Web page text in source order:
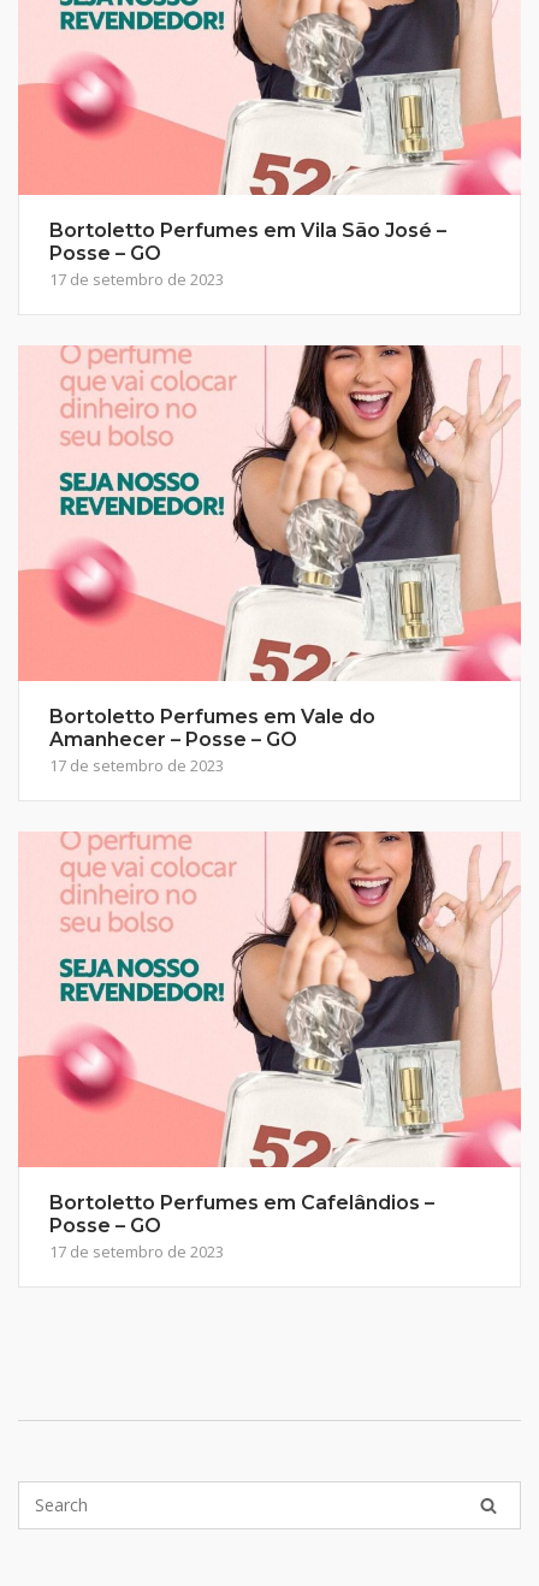
Bortoletto Perfumes em Vila São José –
Posse – GO
17 de setembro de 2023
Bortoletto Perfumes em Vale do
Amanhecer – Posse – GO
17 de setembro de 2023
Bortoletto Perfumes em Cafelândios –
Posse – GO
17 de setembro de 2023